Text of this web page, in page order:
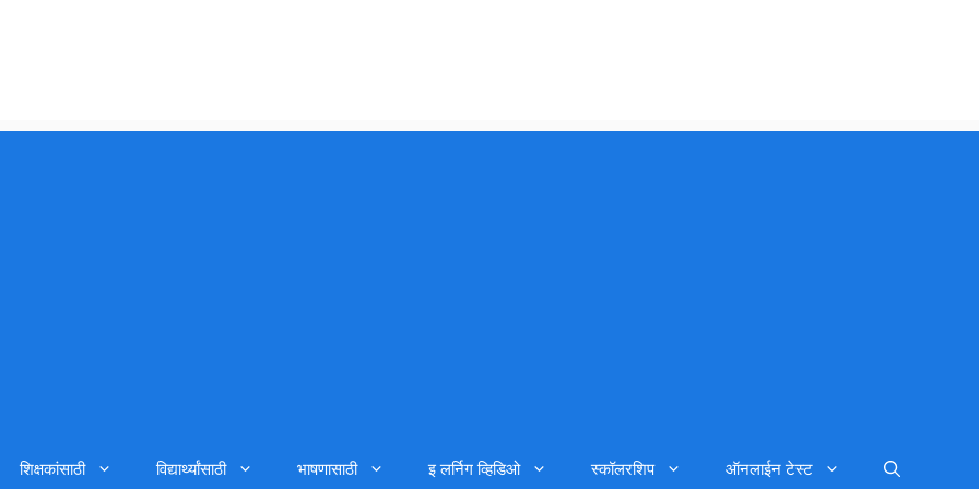
शिक्षकांसाठी विद्यार्थ्यांसाठी भाषणासाठी इ लर्निग व्हिडिओ स्कॉलरशिप ऑनलाईन टेस्ट